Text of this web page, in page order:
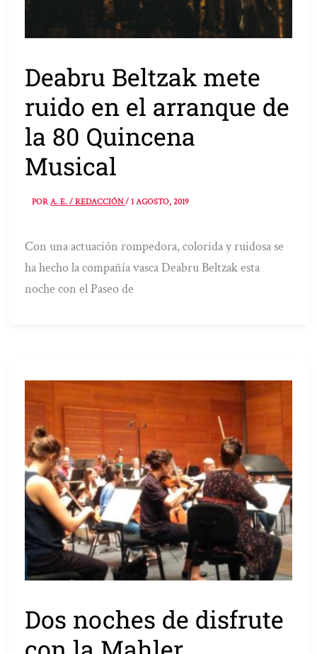
Deabru Beltzak mete
ruido en el arranque de
la 80 Quincena
Musical
PORA. E. / REDACCIÓN/1 AGOSTO, 2019
Con una actuación rompedora, colorida y ruidosa se
ha hecho la compañía vasca Deabru Beltzak esta
noche con el Paseo de
Dos noches de disfrute